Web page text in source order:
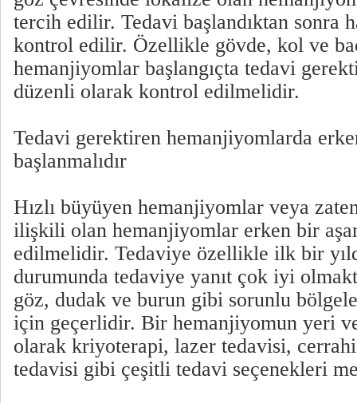
tercih edilir. Tedavi başlandıktan sonra
kontrol edilir. Özellikle gövde, kol ve
hemanjiyomlar başlangıçta tedavi
düzenli olarak kontrol edilmelidir.
Tedavi gerektiren hemanjiyomlarda
başlanmalıdır
Hızlı büyüyen hemanjiyomlar veya
ilişkili olan hemanjiyomlar erken bir
edilmelidir. Tedaviye özellikle ilk bir
durumunda tedaviye yanıt çok iyi
göz, dudak ve burun gibi sorunlu
için geçerlidir. Bir hemanjiyomun yeri
olarak kriyoterapi, lazer tedavisi,
tedavisi gibi çeşitli tedavi